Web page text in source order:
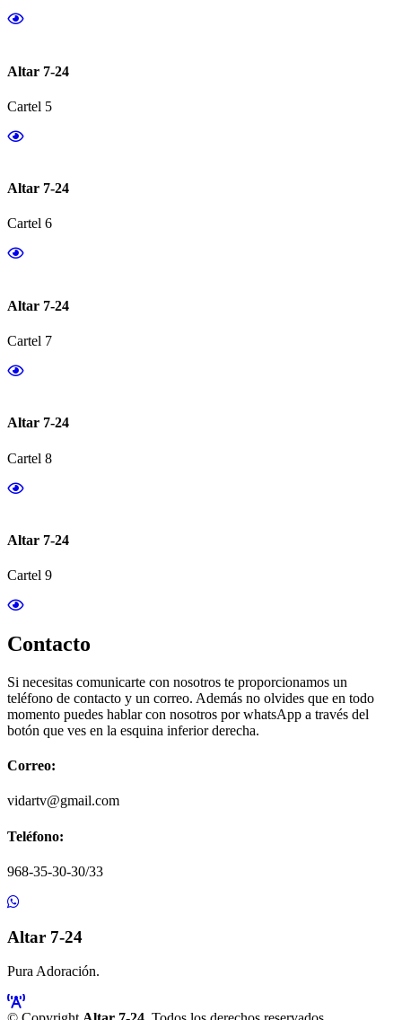
Altar 7-24
Cartel 5
Altar 7-24
Cartel 6
Altar 7-24
Cartel 7
Altar 7-24
Cartel 8
Altar 7-24
Cartel 9
Contacto
Si necesitas comunicarte con nosotros te proporcionamos un
teléfono de contacto y un correo. Además no olvides que en todo
momento puedes hablar con nosotros por whatsApp a través del
botón que ves en la esquina inferior derecha.
Correo:
vidartv@gmail.com
Teléfono:
968-35-30-30/33
Altar 7-24
Pura Adoración.